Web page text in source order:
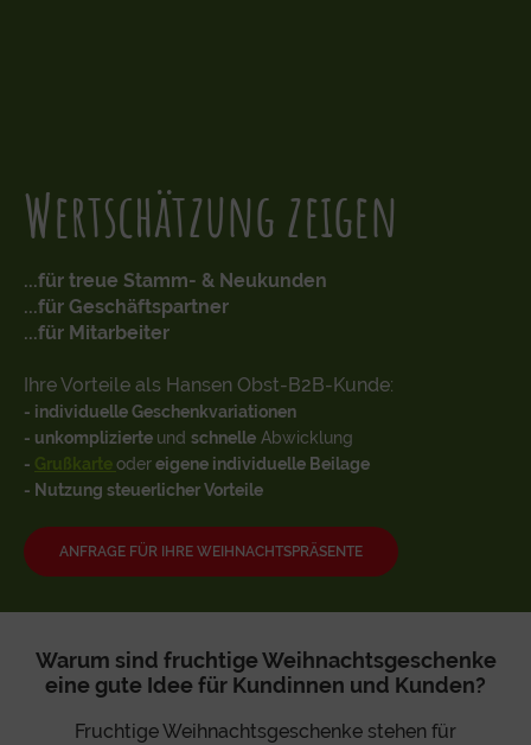
Wertschätzung zeigen
...für treue Stamm- & Neukunden
...für Geschäftspartner
...für Mitarbeiter
Ihre Vorteile als Hansen Obst-B2B-Kunde:
- individuelle Geschenkvariationen
- unkomplizierte und schnelle Abwicklung
- Grußkarteodereigene individuelle Beilage
- Nutzung steuerlicher Vorteile
ANFRAGE FÜR IHRE WEIHNACHTSPRÄSENTE
Warum sind fruchtige Weihnachtsgeschenke
eine gute Idee für Kundinnen und Kunden?
Fruchtige Weihnachtsgeschenke stehen für